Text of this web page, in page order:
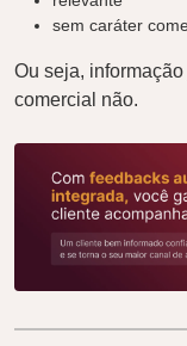
sem caráter
Ou seja,
comercial não.